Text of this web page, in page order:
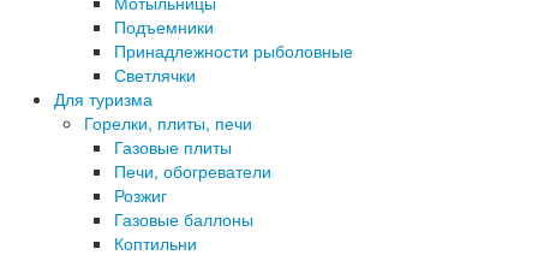
Подъемники
Принадлежности рыболовные
Светлячки
Для туризма
Горелки, плиты, печи
Газовые плиты
Печи, обогреватели
Розжиг
Газовые баллоны
Коптильни